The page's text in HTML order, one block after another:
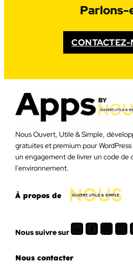
Parlons-
CONTACTEZ-
Nous Ouvert, Utile & Simple,
gratuites et premium pour
un engagement de livrer un code de
l'environnement.
À propos de
Nous suivre surLinkedIn Facebook Instagram WordPress
Nous contacter